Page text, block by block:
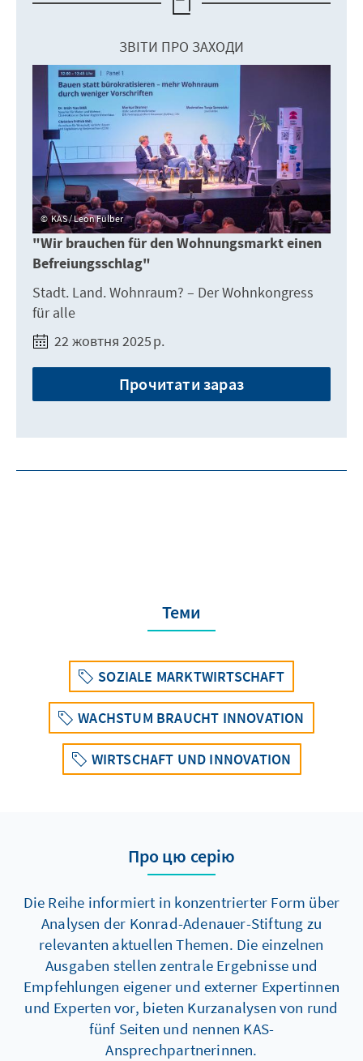
ЗВІТИ ПРО ЗАХОДИ
KAS / Leon Fülber
"Wir brauchen für den Wohnungsmarkt einen
Befreiungsschlag"
Stadt. Land. Wohnraum? – Der Wohnkongress
für alle
22 жовтня 2025 р.
Прочитати зараз
Теми
SOZIALE MARKTWIRTSCHAFT
WACHSTUM BRAUCHT INNOVATION
WIRTSCHAFT UND INNOVATION
Про цю серію
Die Reihe informiert in konzentrierter Form über
Analysen der Konrad-Adenauer-Stiftung zu
relevanten aktuellen Themen. Die einzelnen
Ausgaben stellen zentrale Ergebnisse und
Empfehlungen eigener und externer Expertinnen
und Experten vor, bieten Kurzanalysen von rund
fünf Seiten und nennen KAS-
Ansprechpartnerinnen.